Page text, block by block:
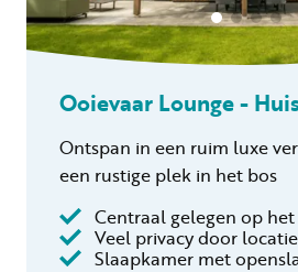
Ooievaar Lounge -
Ontspan in een ruim luxe
een rustige plek in het bos
Centraal gelegen op
Veel privacy door
Slaapkamer met
Inclusief